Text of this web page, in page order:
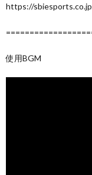
https://
使用BGM